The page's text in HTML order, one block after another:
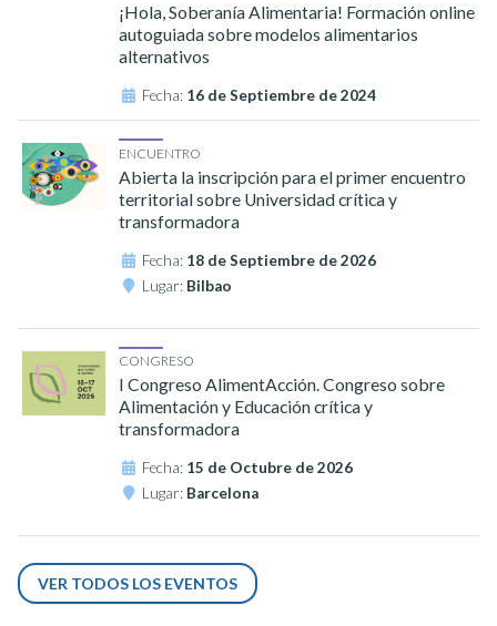
¡Hola, Soberanía Alimentaria! Formación online
autoguiada sobre modelos alimentarios
alternativos
Fecha: 16 de Septiembre de 2024
ENCUENTRO
Abierta la inscripción para el primer encuentro
territorial sobre Universidad crítica y
transformadora
Fecha: 18 de Septiembre de 2026
Lugar: Bilbao
CONGRESO
I Congreso AlimentAcción. Congreso sobre
Alimentación y Educación crítica y
transformadora
Fecha: 15 de Octubre de 2026
Lugar: Barcelona
VER TODOS LOS EVENTOS